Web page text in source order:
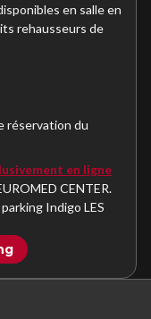
en salle en
rehausseurs de
réservation du
en ligne
CENTER.
Indigo LES